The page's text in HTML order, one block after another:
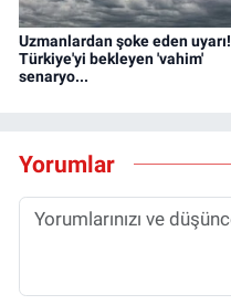
Uzmanlardan şoke eden uyarı!
Türkiye'yi bekleyen 'vahim'
senaryo...
Yorumlar